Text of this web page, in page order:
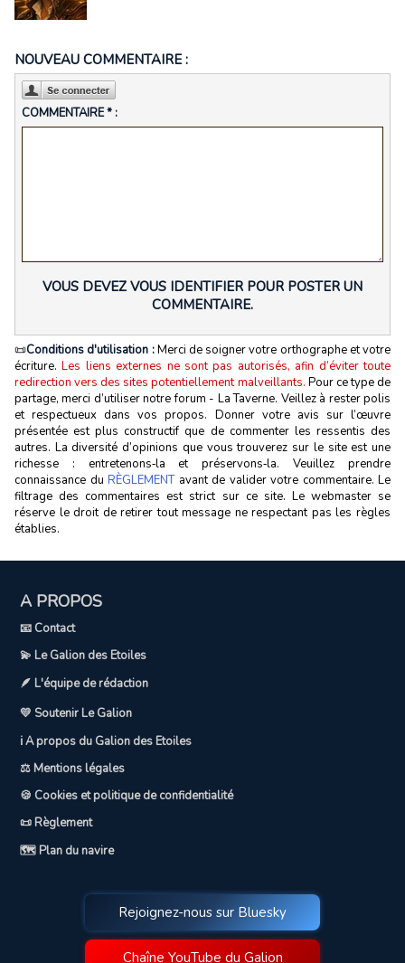
NOUVEAU COMMENTAIRE :
COMMENTAIRE * :
VOUS DEVEZ VOUS IDENTIFIER POUR POSTER UN
COMMENTAIRE.
📜Conditions d'utilisation :Merci de soigner votre orthographe et votre
écriture.Les liens externes ne sont pas autorisés, afin d’éviter toute
redirection vers des sites potentiellement malveillants. Pour ce type de
partage, merci d’utiliser notre forum - La Taverne. Veillez à rester polis
et respectueux dans vos propos. Donner votre avis sur l’œuvre
présentée est plus constructif que de commenter les ressentis des
autres. La diversité d’opinions que vous trouverez sur le site est une
richesse : entretenons‑la et préservons‑la. Veuillez prendre
connaissance du RÈGLEMENTavant de valider votre commentaire. Le
filtrage des commentaires est strict sur ce site. Le webmaster se
réserve le droit de retirer tout message ne respectant pas les règles
établies.
A PROPOS
📧 Contact
💫 Le Galion des Etoiles
🪶 L'équipe de rédaction
💛 Soutenir Le Galion
ℹ️ A propos du Galion des Etoiles
⚖️ Mentions légales
🍪 Cookies et politique de confidentialité
📜 Règlement
🗺️ Plan du navire
Rejoignez-nous sur Bluesky
Chaîne YouTube du Galion